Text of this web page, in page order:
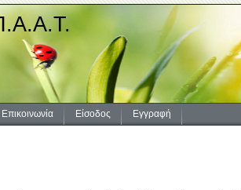
Επικοινωνία Είσοδος
Εγγραφή